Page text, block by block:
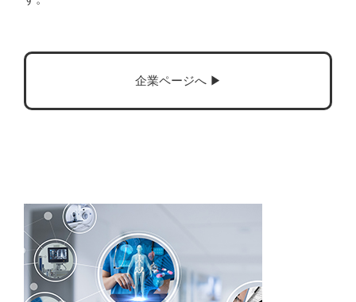
企業ページへ ▶︎